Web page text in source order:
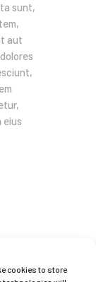
cookies to store
sunt,
aut
eius